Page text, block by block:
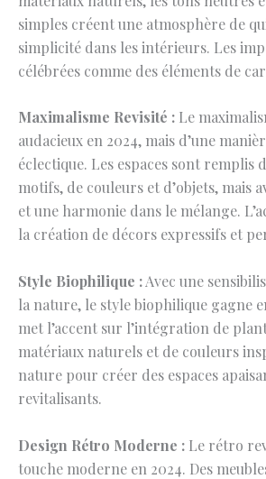
simples créent une atmosphère de
simplicité dans les intérieurs. Les
célébrées comme des éléments de
Maximalisme Revisité : Le
audacieux en 2024, mais d’une
éclectique. Les espaces sont remplis
motifs, de couleurs et d’objets, mais
et une harmonie dans le mélange.
la création de décors expressifs et
Style Biophilique :Avec une
la nature, le style biophilique gagne
met l’accent sur l’intégration de
matériaux naturels et de couleurs
nature pour créer des espaces
revitalisants.
Design Rétro Moderne : Le rétro
touche moderne en 2024. Des